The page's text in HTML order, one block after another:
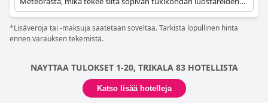
tutkimiseen. Hotellissa on ravintola, baari ja ilmainen Wi-Fi
vieraille.
*Lisäveroja tai -maksuja saatetaan soveltaa. Tarkista lopullinen hinta
ennen varauksen tekemistä.
NAYTTAA TULOKSET 1-20, TRIKALA 83 HOTELLISTA
Katso lisää hotelleja